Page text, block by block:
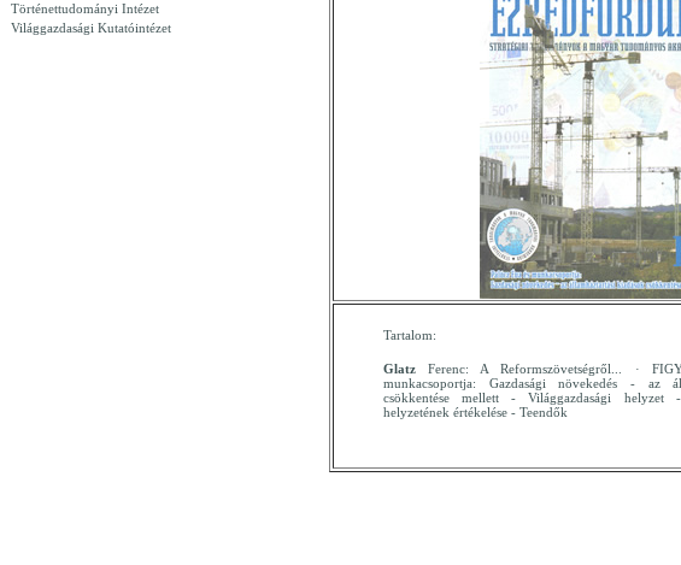
Történettudományi Intézet
Világgazdasági Kutatóintézet
Tartalom:
Glatz Ferenc: A Reformszövetségről... ·
munkacsoportja: Gazdasági növekedés - az
csökkentése mellett - Világgazdasági helyzet
helyzetének értékelése - Teendők